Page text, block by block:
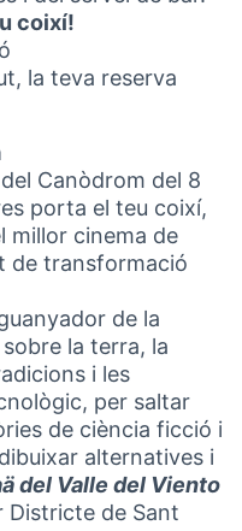
coixí!
la teva reserva
Canòdrom del 8
porta el teu coixí,
millor cinema de
de transformació
de la
la terra, la
i les
per saltar
de ciència ficció i
alternatives i
del Valle del Viento
Districte de Sant